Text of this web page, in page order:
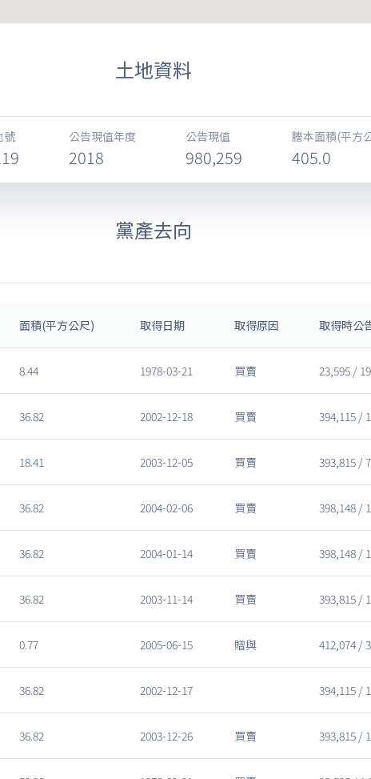
土地資料
號 公告現值年度
2018
公告現值
980,259
謄本面積(平方
405.0
黨產去向
面積(平方公尺) 取得日期 取得原因 取得時公
8.44 1978-03-21 買賣 23,595 /
36.82 2002-12-18 買賣 394,115 /
18.41 2003-12-05 買賣 393,815 /
36.82 2004-02-06 買賣 398,148 /
36.82 2004-01-14 買賣 398,148 /
36.82 2003-11-14 買賣 393,815 /
0.77 2005-06-15 贈與 412,074 /
36.82 2002-12-17 394,115 /
36.82 2003-12-26 買賣 393,815 /